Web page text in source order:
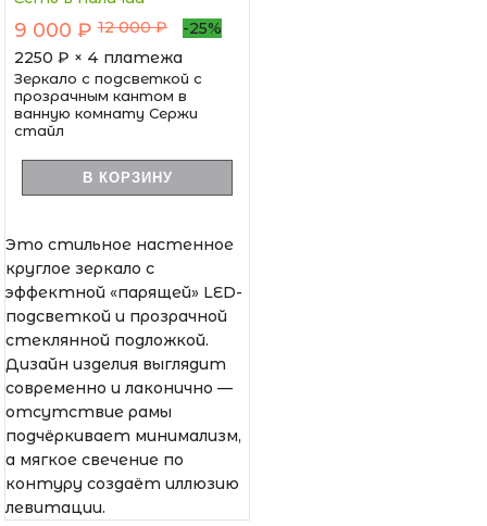
9 000 ₽ 12 000 ₽
-25%
2250 ₽ × 4 платежа
Зеркало с подсветкой с
прозрачным кантом в
ванную комнату Сержи
стайл
В КОРЗИНУ
Это стильное настенное
круглое зеркало с
эффектной «парящей» LED-
подсветкой и прозрачной
стеклянной подложкой.
Дизайн изделия выглядит
современно и лаконично —
отсутствие рамы
подчёркивает минимализм,
а мягкое свечение по
контуру создаёт иллюзию
левитации.